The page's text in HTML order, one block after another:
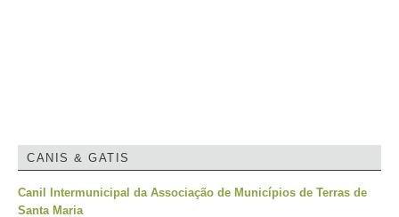
CANIS & GATIS
Canil Intermunicipal da Associação de Municípios de Terras de
Santa Maria